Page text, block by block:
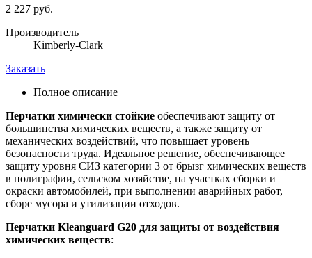
2 227 руб.
Производитель
Kimberly-Clark
Заказать
Полное описание
Перчатки химически стойкие обеспечивают защиту от
большинства химических веществ, а также защиту от
механических воздействий, что повышает уровень
безопасности труда. Идеальное решение, обеспечивающее
защиту уровня СИЗ категории 3 от брызг химических веществ
в полиграфии, сельском хозяйстве, на участках сборки и
окраски автомобилей, при выполнении аварийных работ,
сборе мусора и утилизации отходов.
Перчатки Kleanguard G20 для защиты от воздействия
химических веществ: